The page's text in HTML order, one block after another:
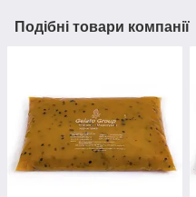
Подібні товари компанії